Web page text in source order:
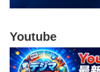
Youtube